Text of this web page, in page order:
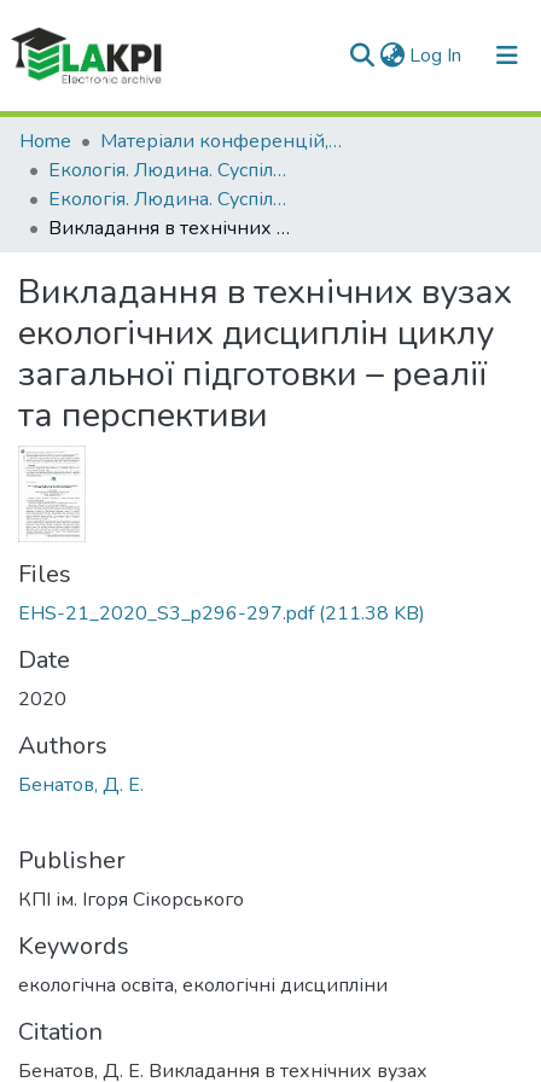
Log In (current)
Communities & Collections
All of DSpace
Statistics
Home
Матеріали конференцій, семінарів і т.п.
Екологія. Людина. Суспільство
Екологія. Людина. Суспільство (21 ; 2020 ; Київ)
Викладання в технічних вузах екологічних дисциплін циклу загальної підготовки – реалії та перспективи
Викладання в технічних вузах
екологічних дисциплін циклу
загальної підготовки – реалії
та перспективи
Files
EHS-21_2020_S3_p296-297.pdf(211.38 KB)
Date
2020
Authors
Бенатов, Д. Е.
Publisher
КПІ ім. Ігоря Сікорського
Keywords
екологічна освіта, екологічні дисципліни
Citation
Бенатов, Д. Е. Викладання в технічних вузах